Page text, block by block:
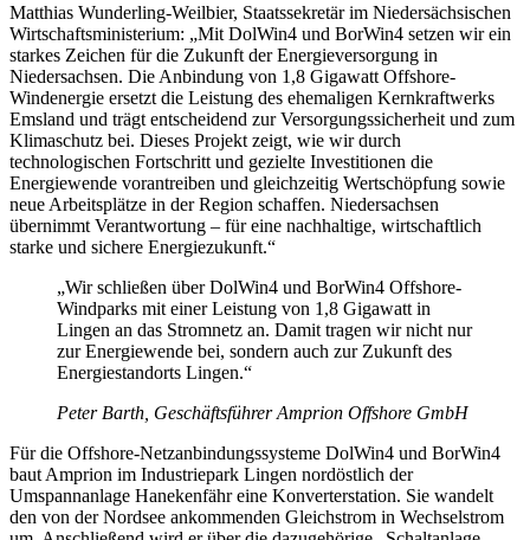
Matthias Wunderling-Weilbier, Staatssekretär im Niedersächsischen
Wirtschaftsministerium: „Mit DolWin4 und BorWin4 setzen wir ein
starkes Zeichen für die Zukunft der Energieversorgung in
Niedersachsen. Die Anbindung von 1,8 Gigawatt Offshore-
Windenergie ersetzt die Leistung des ehemaligen Kernkraftwerks
Emsland und trägt entscheidend zur Versorgungssicherheit und zum
Klimaschutz bei. Dieses Projekt zeigt, wie wir durch
technologischen Fortschritt und gezielte Investitionen die
Energiewende vorantreiben und gleichzeitig Wertschöpfung sowie
neue Arbeitsplätze in der Region schaffen. Niedersachsen
übernimmt Verantwortung – für eine nachhaltige, wirtschaftlich
starke und sichere Energiezukunft.“
„Wir schließen über DolWin4 und BorWin4 Offshore-
Windparks mit einer Leistung von 1,8 Gigawatt in
Lingen an das Stromnetz an. Damit tragen wir nicht nur
zur Energiewende bei, sondern auch zur Zukunft des
Energiestandorts Lingen.“
Peter Barth, Geschäftsführer Amprion Offshore GmbH
Für die Offshore-Netzanbindungssysteme DolWin4 und BorWin4
baut Amprion im Industriepark Lingen nordöstlich der
Umspannanlage Hanekenfähr eine Konverterstation. Sie wandelt
den von der Nordsee ankommenden Gleichstrom in Wechselstrom